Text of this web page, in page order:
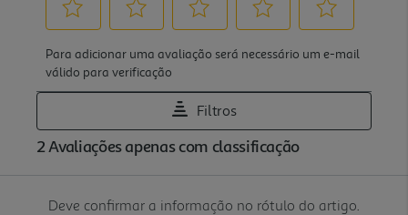
Deve confirmar a informação no rótulo do artigo.